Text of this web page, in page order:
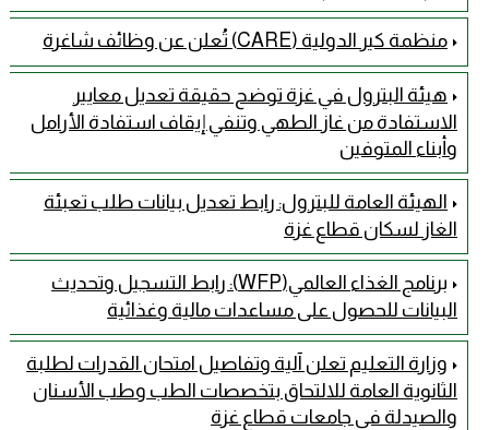
منظمة كير الدولية (CARE) تُعلن عن وظائف شاغرة
هيئة البترول في غزة توضح حقيقة تعديل معايير
الاستفادة من غاز الطهي وتنفي إيقاف استفادة الأرامل
وأبناء المتوفين
الهيئة العامة للبترول: رابط تعديل بيانات طلب تعبئة
الغاز لسكان قطاع غزة
برنامج الغذاء العالمي(WFP): رابط التسجيل وتحديث
البيانات للحصول على مساعدات مالية وغذائية
وزارة التعليم تعلن آلية وتفاصيل امتحان القدرات لطلبة
الثانوية العامة للالتحاق بتخصصات الطب وطب الأسنان
والصيدلة في جامعات قطاع غزة